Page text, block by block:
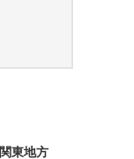
関東地方